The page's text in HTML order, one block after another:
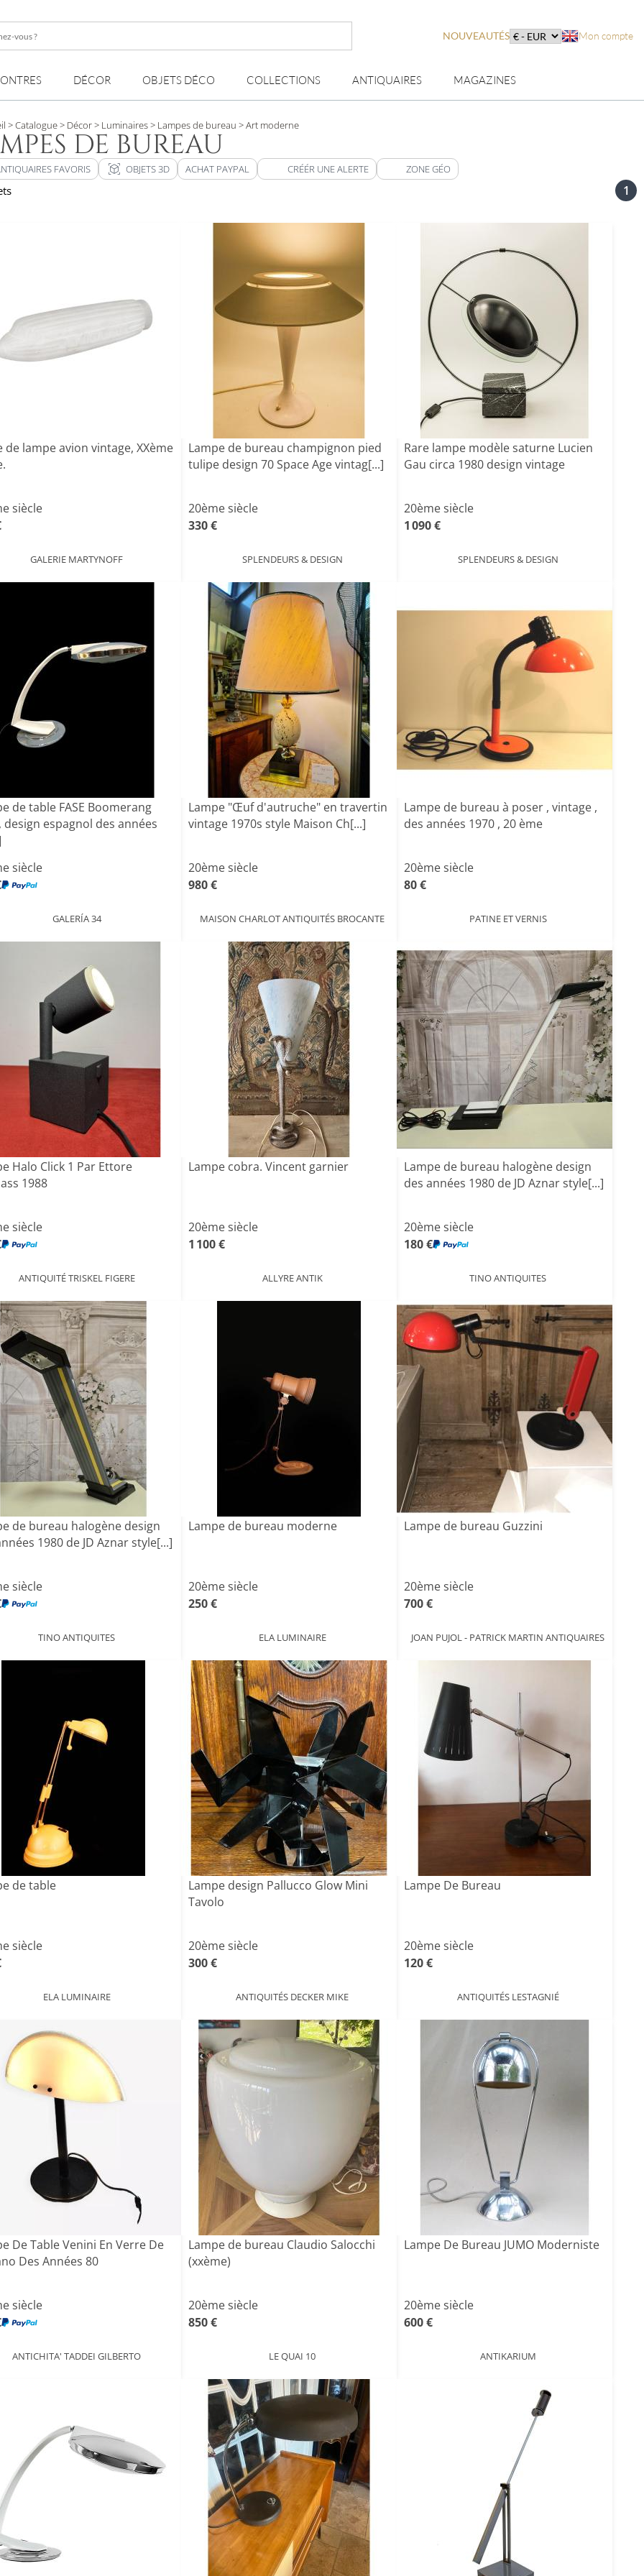
NOUVEAUTÉS Mon compte
DÉCOR OBJETS DÉCO COLLECTIONS ANTIQUAIRES MAGAZINES
> Catalogue> Décor> Luminaires> Lampes de bureau > Art moderne
DE BUREAU
FAVORIS view_in_ar OBJETS 3D ACHAT PAYPAL CRÉÉR UNE ALERTE ZONE GÉO
1
de lampe avion vintage, XXème
siècle
GALERIE MARTYNOFF
Lampe de bureau champignon pied
tulipe design 70 Space Age vintag[...]
20ème siècle
330 €
SPLENDEURS & DESIGN
Rare lampe modèle saturne Lucien
Gau circa 1980 design vintage
20ème siècle
1 090 €
SPLENDEURS & DESIGN
de table FASE Boomerang
design espagnol des années
siècle
GALERÍA 34
Lampe "Œuf d'autruche" en travertin
vintage 1970s style Maison Ch[...]
20ème siècle
980 €
MAISON CHARLOT ANTIQUITÉS BROCANTE
Lampe de bureau à poser , vintage ,
des années 1970 , 20 ème
20ème siècle
80 €
PATINE ET VERNIS
Halo Click 1 Par Ettore
1988
siècle
ANTIQUITÉ TRISKEL FIGERE
Lampe cobra. Vincent garnier
20ème siècle
1 100 €
ALLYRE ANTIK
Lampe de bureau halogène design
des années 1980 de JD Aznar style[...]
20ème siècle
180 €
TINO ANTIQUITES
de bureau halogène design
1980 de JD Aznar style[...]
siècle
TINO ANTIQUITES
Lampe de bureau moderne
20ème siècle
250 €
ELA LUMINAIRE
Lampe de bureau Guzzini
20ème siècle
700 €
JOAN PUJOL - PATRICK MARTIN ANTIQUAIRES
de table
siècle
ELA LUMINAIRE
Lampe design Pallucco Glow Mini
Tavolo
20ème siècle
300 €
ANTIQUITÉS DECKER MIKE
Lampe De Bureau
20ème siècle
120 €
ANTIQUITÉS LESTAGNIÉ
De Table Venini En Verre De
Des Années 80
siècle
ANTICHITA' TADDEI GILBERTO
Lampe de bureau Claudio Salocchi
(xxème)
20ème siècle
850 €
LE QUAI 10
Lampe De Bureau JUMO Moderniste
20ème siècle
600 €
ANTIKARIUM